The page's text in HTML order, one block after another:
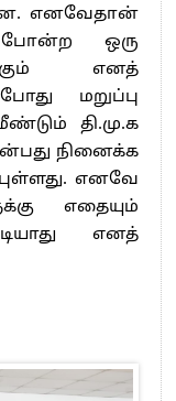
எனவேதான்
போன்ற ஒரு
எனத்
மறுப்பு
தி.மு.க
நினைக்க
எனவே
எதையும்
எனத்